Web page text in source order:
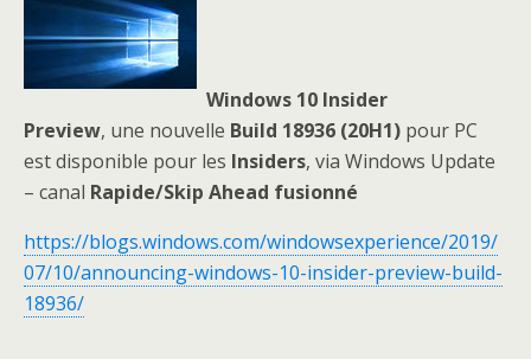
Windows 10 Insider
Preview, une nouvelle Build 18936 (20H1) pour PC
est disponible pour les Insiders, via Windows Update
– canal Rapide/Skip Ahead fusionné
https://blogs.windows.com/windowsexperience/2019/
07/10/announcing-windows-10-insider-preview-build-
18936/